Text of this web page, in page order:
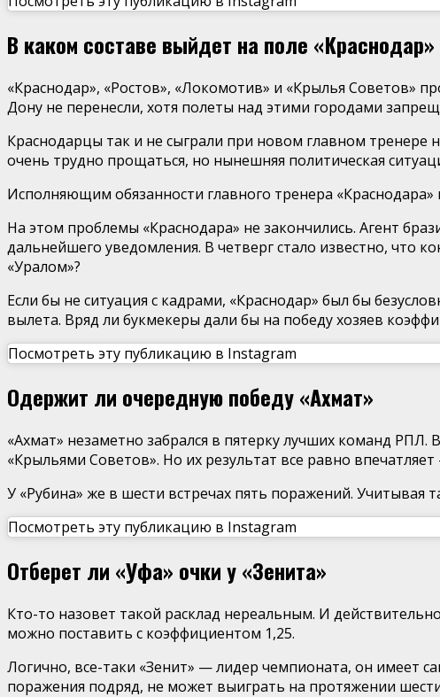
В каком составе выйдет на поле «Краснодар»
«Краснодар», «Ростов», «Локомотив» и «Крылья Советов»
Дону не перенесли, хотя полеты над этими городами
Краснодарцы так и не сыграли при новом главном тренере
очень трудно прощаться, но нынешняя политическая
Исполняющим обязанности главного тренера
На этом проблемы «Краснодара» не закончились. Агент
дальнейшего уведомления. В четверг стало известно, что
«Уралом»?
Если бы не ситуация с кадрами, «Краснодар» был бы
вылета. Вряд ли букмекеры дали бы на победу хозяев
Посмотреть эту публикацию в Instagram
Одержит ли очередную победу «Ахмат»
«Ахмат» незаметно забрался в пятерку лучших команд
«Крыльями Советов». Но их результат все равно
У «Рубина» же в шести встречах пять поражений. Учитывая
Посмотреть эту публикацию в Instagram
Отберет ли «Уфа» очки у «Зенита»
Кто-то назовет такой расклад нереальным. И
можно поставить с коэффициентом 1,25.
Логично, все-таки «Зенит» — лидер чемпионата, он
поражения подряд, не может выиграть на протяжении